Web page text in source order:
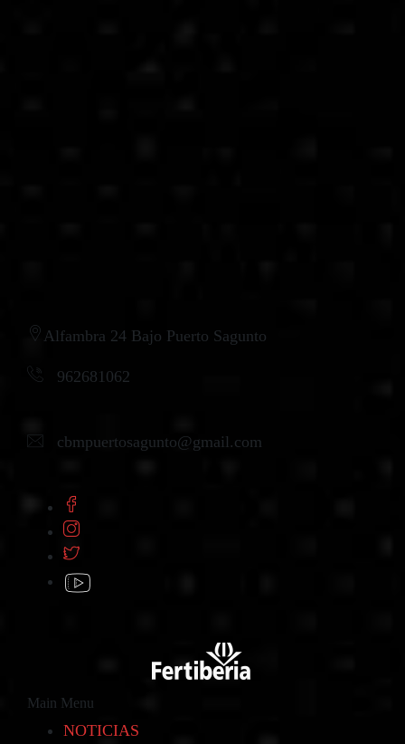
Alfambra 24 Bajo Puerto Sagunto
962681062
cbmpuertosagunto@gmail.com
Main Menu
NOTICIAS